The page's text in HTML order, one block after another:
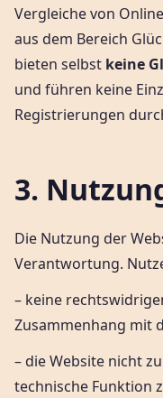
Vergleiche von
aus dem Bereich
bieten selbst keine
und führen keine
Registrierungen
3.
Die Nutzung der
Verantwortung.
– keine
Zusammenhang mit
– die Website nicht
technische Funktion